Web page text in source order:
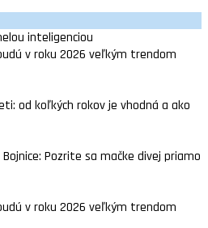
v roku 2026 veľkým trendom
od koľkých rokov je vhodná a ako
Pozrite sa mačke divej priamo
v roku 2026 veľkým trendom